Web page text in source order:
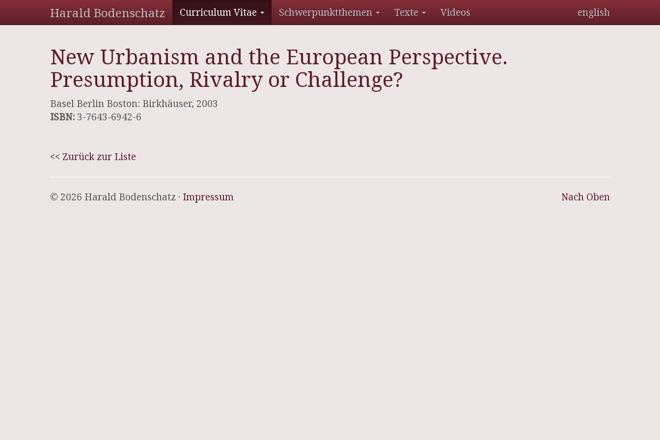
Harald Bodenschatz Curriculum Vitae Schwerpunktthemen Texte Videos english
New Urbanism and the European Perspective.
Presumption, Rivalry or Challenge?
Basel Berlin Boston: Birkhäuser, 2003
ISBN: 3-7643-6942-6
<< Zurück zur Liste
Nach Oben
© 2026 Harald Bodenschatz · Impressum